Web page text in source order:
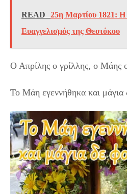
READ
25η Μαρτίου 1821:
Ευαγγελισμός της Θεοτόκου
Ο Απρίλης ο γρίλλης, ο Μάης
Το Μάη εγεννήθηκα και μάγια